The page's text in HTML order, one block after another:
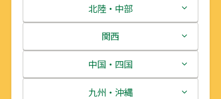
青森県
岩手県
宮城県
秋田県
茨城県
栃木県
群馬県
埼玉県
北陸・中部
新潟県
富山県
石川県
関西
三重県
滋賀県
中国・四国
鳥取県
九州・沖縄